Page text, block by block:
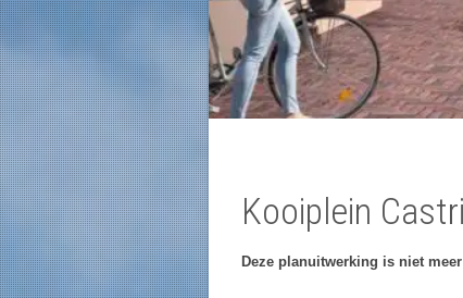
Kooiplein
Deze planuitwerking is niet